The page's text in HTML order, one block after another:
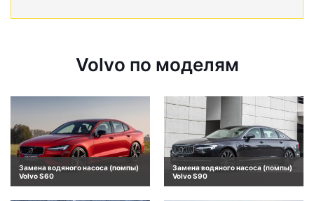
Volvo по моделям
Замена водяного насоса (помпы)
Volvo S60
Замена водяного насоса (помпы)
Volvo S90